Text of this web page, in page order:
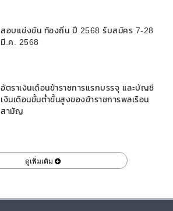
สอบแข่งขัน ท้องถิ่น ปี 2568 รับสมัคร 7-28
มี.ค. 2568
อัตราเงินเดือนข้าราชการแรกบรรจุ และบัญชี
เงินเดือนขั้นต่ำขั้นสูงของข้าราชการพลเรือน
สามัญ
ดูเพิ่มเติม